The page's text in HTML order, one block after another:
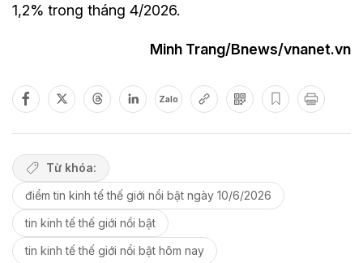
1,2% trong tháng 4/2026.
Minh Trang/Bnews/vnanet.vn
Zalo
Từ khóa:
điểm tin kinh tế thế giới nổi bật ngày 10/6/2026
tin kinh tế thế giới nổi bật
tin kinh tế thế giới nổi bật hôm nay